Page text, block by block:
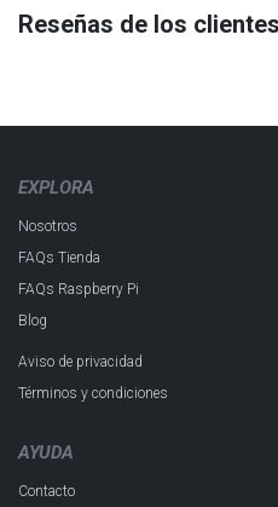
Reseñas de los clientes
EXPLORA
Nosotros
FAQs Tienda
FAQs Raspberry Pi
Blog
Aviso de privacidad
Términos y condiciones
AYUDA
Contacto